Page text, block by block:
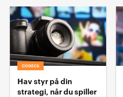
CODECS
Hav styr på din
strategi, når du spiller